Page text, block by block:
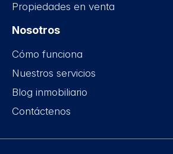
Propiedades en venta
Nosotros
Cómo funciona
Nuestros servicios
Blog inmobiliario
Contáctenos